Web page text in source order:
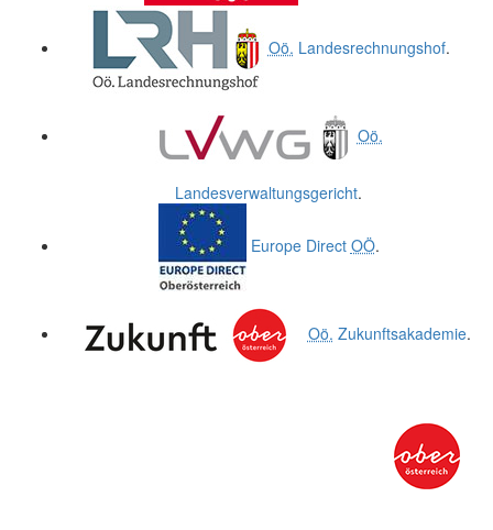
Oö. Landesrechnungshof.
Oö.
Landesverwaltungsgericht.
Europe Direct OÖ.
Oö. Zukunftsakademie.